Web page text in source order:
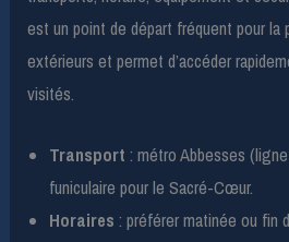
est un point de départ fréquent pour la
extérieurs et permet d’accéder
visités.
Transport : métro Abbesses
funiculaire pour le Sacré-Cœur.
Horaires : préférer matinée ou fin